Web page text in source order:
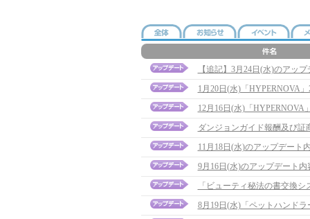
【追記】3月24日(水)のアッ
1月20日(水)「HYPERNOVA
12月16日(水)「HYPERNOVA
ダンジョンガイド報酬及び証
11月18日(水)のアップデート
9月16日(水)のアップデート内
「ビューティ秘法の書交換
8月19日(水)「ペットハンド